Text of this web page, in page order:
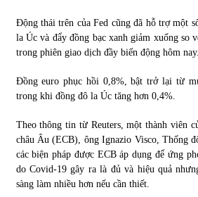
Động thái trên của Fed cũng đã hỗ trợ một
la Úc và đẩy đồng bạc xanh giảm xuống so
trong phiên giao dịch đầy biến động hôm nay.
Đồng euro phục hồi 0,8%, bật trở lại từ
trong khi đồng đô la Úc tăng hơn 0,4%.
Theo thông tin từ Reuters, một thành viên
châu Âu (ECB), ông Ignazio Visco, Thống
các biện pháp được ECB áp dụng để ứng
do Covid-19 gây ra là đủ và hiệu quả
sàng làm nhiều hơn nếu cần thiết.